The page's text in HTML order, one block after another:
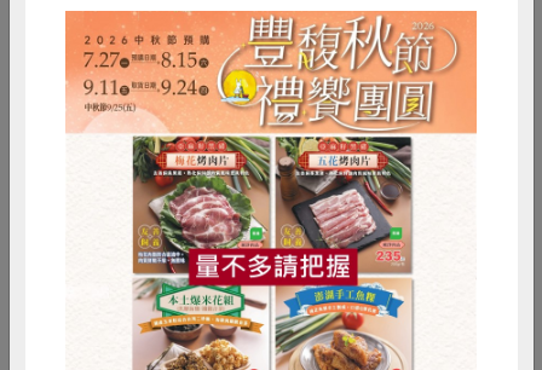
檸檬花的清香味道吸引蜜蜂駐足停留。
有機檸檬皮 丟了可惜喔！
有機檸檬整顆都是寶，果皮的天然精油成分價值更
RPET 食譜 減硝酸鹽
雞蛋 食安 共同購買